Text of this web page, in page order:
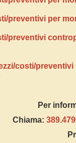
preventivi per
preventivi
costi/
Per
Chiama: